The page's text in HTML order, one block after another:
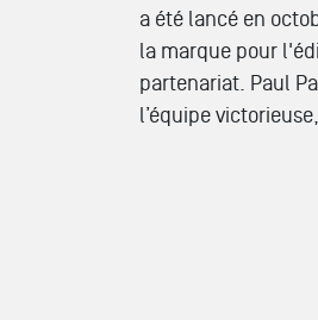
a été lancé en
la marque pour
partenariat. Paul
l’équipe